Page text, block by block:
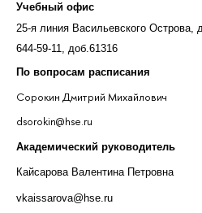
Учебный офис
25-я линия Васильевского Острова,
644-59-11, доб.61316
По вопросам расписания
Сорокин Дмитрий Михайлович
dsorokin@hse.ru
Академический руководитель
Кайсарова Валентина Петровна
vkaissarova@hse.ru